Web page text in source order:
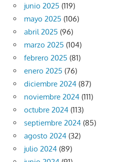
junio 2025 (119)
mayo 2025 (106)
abril 2025 (96)
marzo 2025 (104)
febrero 2025 (81)
enero 2025 (76)
diciembre 2024 (87)
noviembre 2024 (111)
octubre 2024 (113)
septiembre 2024 (85)
agosto 2024 (32)
julio 2024 (89)